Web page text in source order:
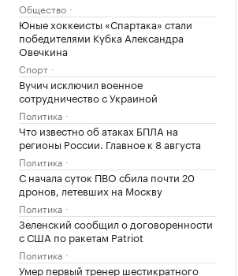
Общество
Юные хоккеисты «Спартака» стали
победителями Кубка Александра
Овечкина
Спорт
Вучич исключил военное
сотрудничество с Украиной
Политика
Что известно об атаках БПЛА на
регионы России. Главное к 8 августа
Политика
С начала суток ПВО сбила почти 20
дронов, летевших на Москву
Политика
Зеленский сообщил о договоренности
с США по ракетам Patriot
Политика
Умер первый тренер шестикратного